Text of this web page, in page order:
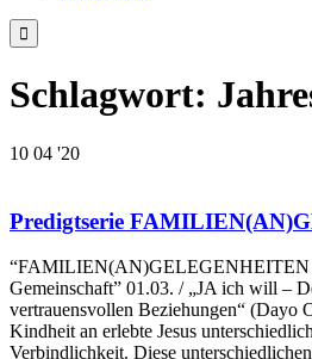

Schlagwort:
10 04 '20
Predigtserie
“FAMILIEN(AN)GELEGENHEITEN
Gemeinschaft” 01.03. / „JA ich will –
vertrauensvollen Beziehungen“ (Dayo
Kindheit an erlebte Jesus
Verbindlichkeit. Diese